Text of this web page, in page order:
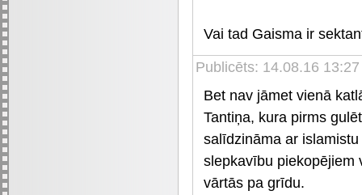
Vai tad Gaisma ir
Publicēts: 14.08.16
Bet nav jāmet vienā
Tantiņa, kura pirms
salīdzināma ar
slepkavību piekopējiem
vārtās pa grīdu.